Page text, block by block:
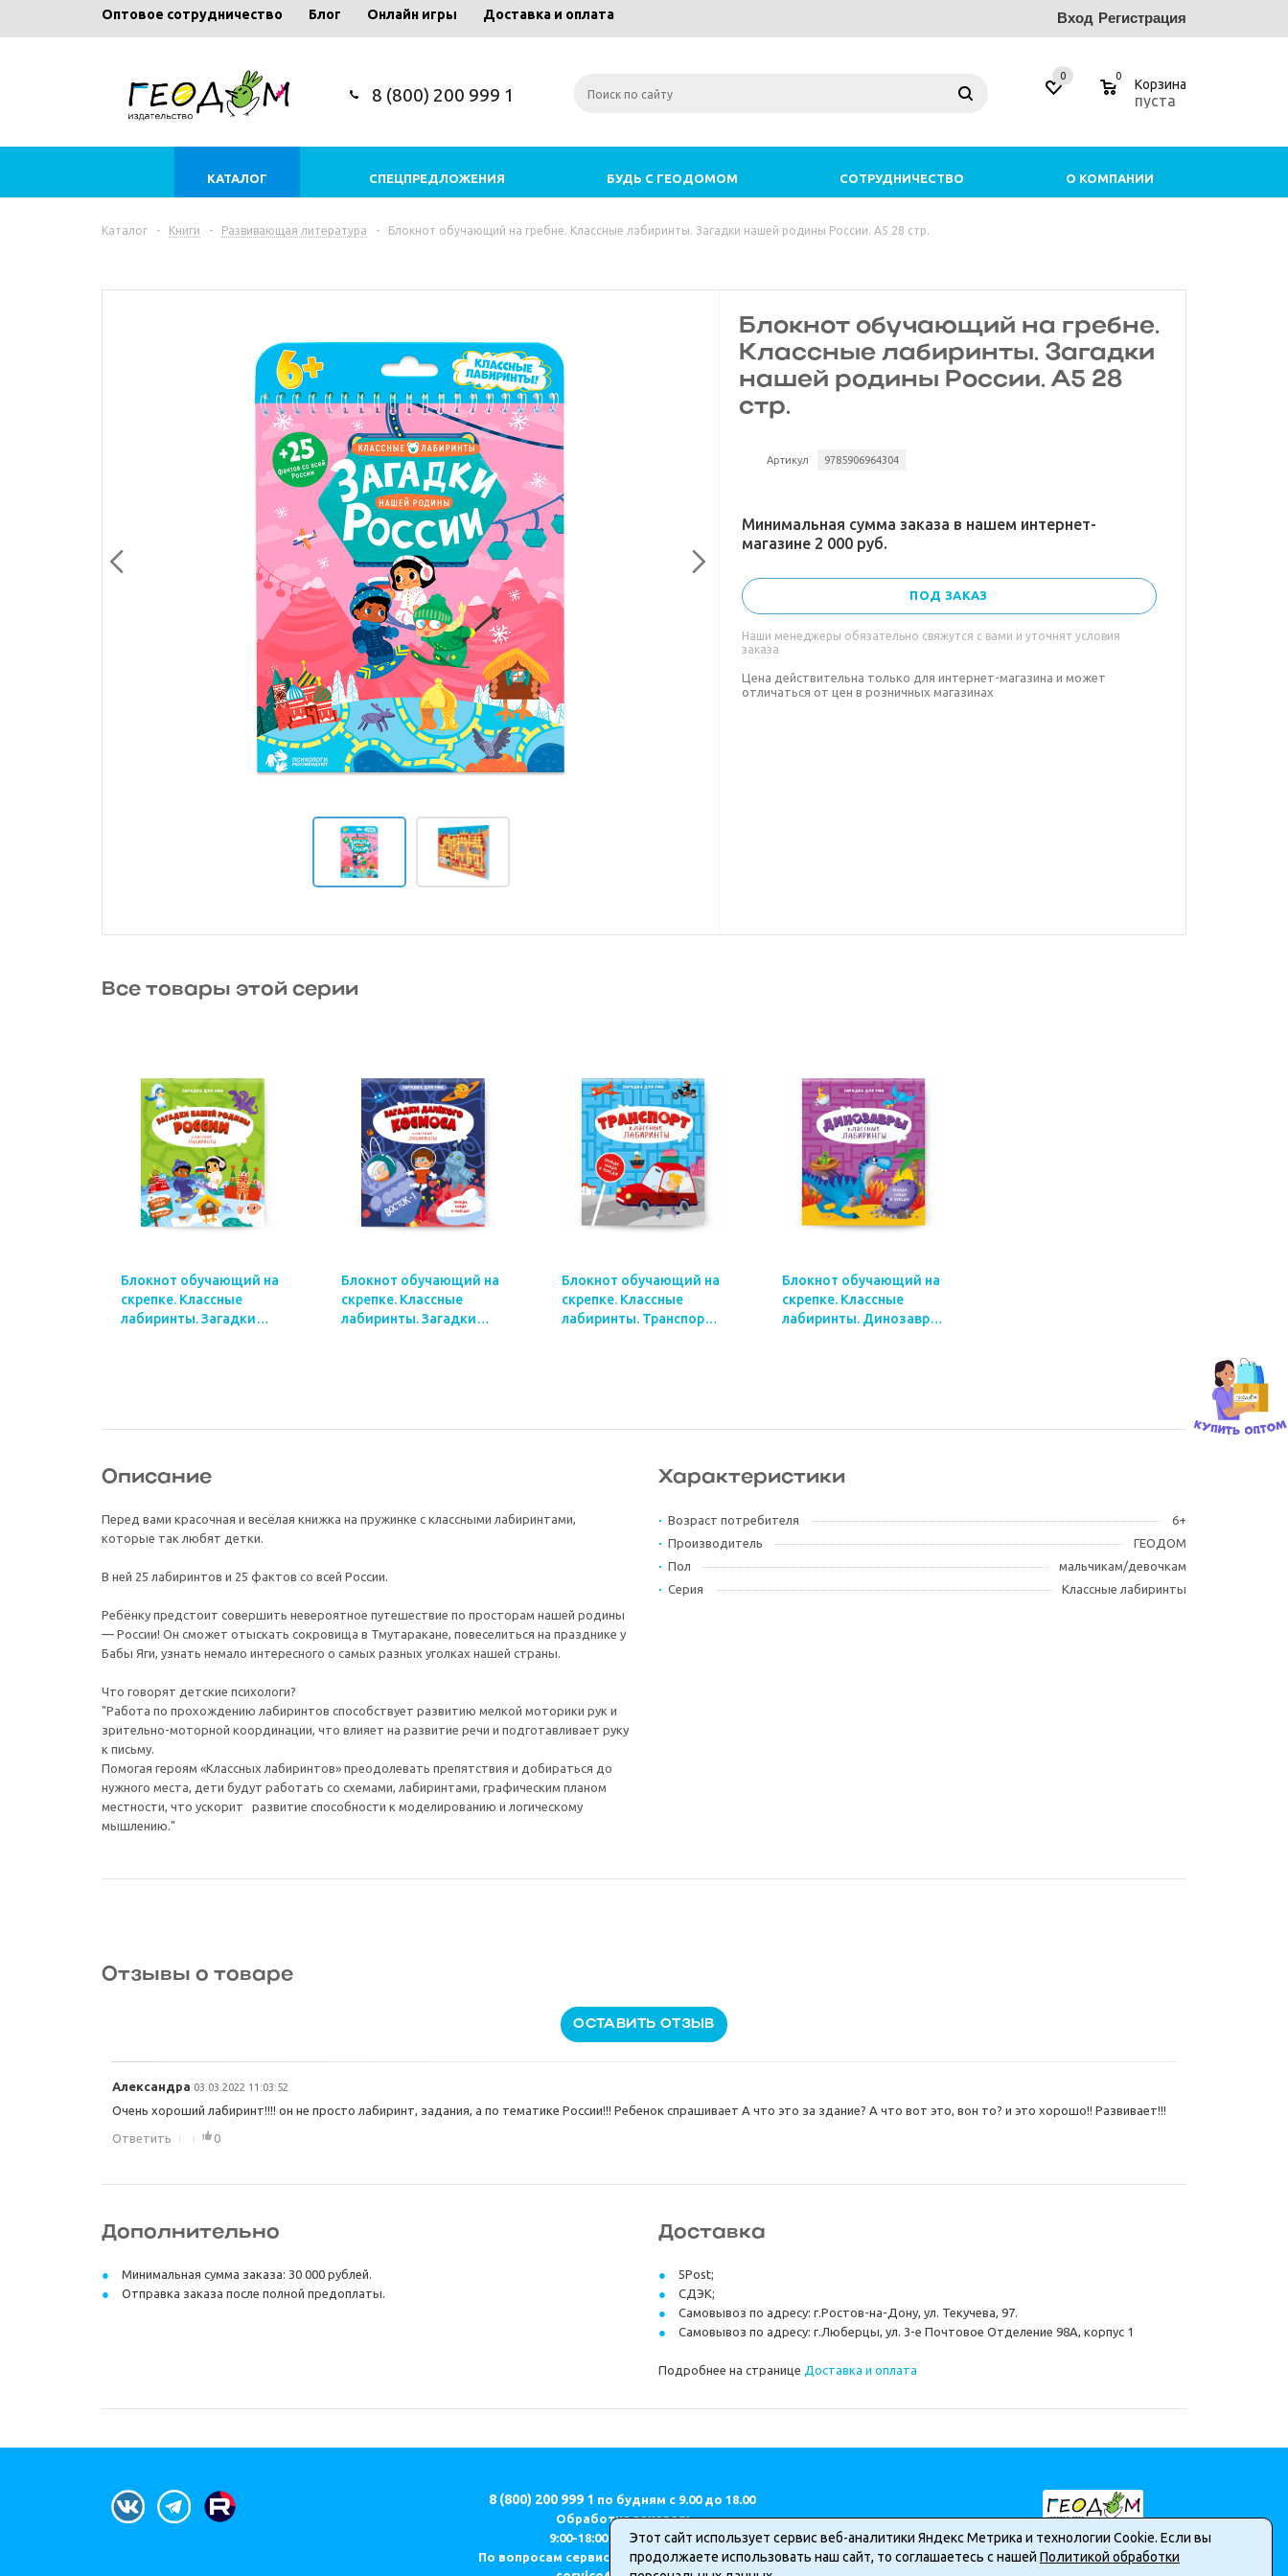
Оптовое сотрудничество Блог Онлайн игры Доставка и оплата Вход Регистрация
8 (800) 200 999 1
0 0
Корзина
пуста
КАТАЛОГ СПЕЦПРЕДЛОЖЕНИЯ БУДЬ С ГЕОДОМОМ СОТРУДНИЧЕСТВО О КОМПАНИИ
Каталог - Книги - Развивающая литература - Блокнот обучающий на гребне. Классные лабиринты. Загадки нашей родины России. А5 28 стр.
Блокнот обучающий на гребне.
Классные лабиринты. Загадки
нашей родины России. А5 28
стр.
Артикул 9785906964304
Минимальная сумма заказа в нашем интернет-
магазине 2 000 руб.
ПОД ЗАКАЗ
Наши менеджеры обязательно свяжутся с вами и уточнят условия
заказа
Цена действительна только для интернет-магазина и может
отличаться от цен в розничных магазинах
Все товары этой серии
Блокнот обучающий на
скрепке. Классные
лабиринты. Загадки
Блокнот обучающий на
скрепке. Классные
лабиринты. Загадки
Блокнот обучающий на
скрепке. Классные
лабиринты. Транспорт.
Блокнот обучающий на
скрепке. Классные
лабиринты. Динозавры.
Описание
Перед вами красочная и весёлая книжка на пружинке с классными лабиринтами,
которые так любят детки.
В ней 25 лабиринтов и 25 фактов со всей России.
Ребёнку предстоит совершить невероятное путешествие по просторам нашей родины
— России! Он сможет отыскать сокровища в Тмутаракане, повеселиться на празднике у
Бабы Яги, узнать немало интересного о самых разных уголках нашей страны.
Что говорят детские психологи?
"Работа по прохождению лабиринтов способствует развитию мелкой моторики рук и
зрительно-моторной координации, что влияет на развитие речи и подготавливает руку
к письму.
Помогая героям «Классных лабиринтов» преодолевать препятствия и добираться до
нужного места, дети будут работать со схемами, лабиринтами, графическим планом
местности, что ускорит развитие способности к моделированию и логическому
мышлению."
Характеристики
Возраст потребителя
6+
Производитель
ГЕОДОМ
Пол
мальчикам/девочкам
Серия
Классные лабиринты
Отзывы о товаре
ОСТАВИТЬ ОТЗЫВ
Александра 03.03.2022 11:03:52
Очень хороший лабиринт!!!! он не просто лабиринт, задания, а по тематике России!!! Ребенок спрашивает А что это за здание? А что вот это, вон то? и это хорошо!! Развивает!!!
Ответить 0
Дополнительно
Минимальная сумма заказа: 30 000 рублей.
Отправка заказа после полной предоплаты.
Доставка
5Post;
СДЭК;
Самовывоз по адресу: г.Ростов-на-Дону, ул. Текучева, 97.
Самовывоз по адресу: г.Люберцы, ул. 3-е Почтовое Отделение 98А, корпус 1
Подробнее на странице Доставка и оплата
8 (800) 200 999 1 по будням с 9.00 до 18.00
Обработка заказов:
9:00-18:00 (МСК) ПН-ПТ.
По вопросам сервиса и качества продукции
Этот сайт использует сервис веб-аналитики Яндекс Метрика и технологии Cookie. Если вы
продолжаете использовать наш сайт, то соглашаетесь с нашей Политикой обработки